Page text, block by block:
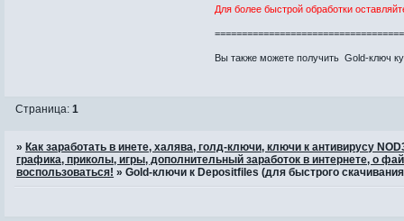
Для более быстрой обработки
Вы также можете получить Gold-ключ
Страница:1
» Как заработать в инете, халява, голд-ключи, ключи к антивирусу
графика, приколы, игры, дополнительный заработок в интернете, о
воспользоваться! »Gold-ключи к Depositfiles (для быстрого